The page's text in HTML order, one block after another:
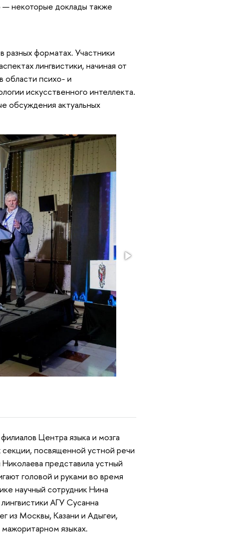
— некоторые доклады также
разных форматах. Участники
лингвистики, начиная от
области психо- и
искусственного интеллекта.
обсуждения актуальных
Центра языка и мозга
посвященной устной речи
представила устный
головой и руками во время
научный сотрудник Нина
АГУ Сусанна
из Москвы, Казани и Адыгеи,
языках.